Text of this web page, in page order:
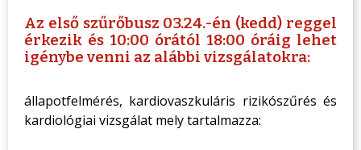
Az első szűrőbusz 03.24.-én (kedd) reggel
érkezik és 10:00 órától 18:00 óráig lehet
igénybe venni az alábbi vizsgálatokra:
állapotfelmérés, kardiovaszkuláris rizikószűrés és
kardiológiai vizsgálat mely tartalmazza: